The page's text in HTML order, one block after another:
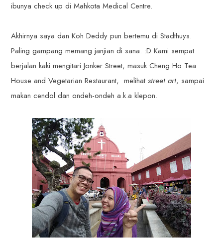
ibunya check up di Mahkota Medical Centre.
Akhirnya saya dan Koh Deddy pun bertemu di Stadthuys.
Paling gampang memang janjian di sana. :D Kami sempat
berjalan kaki mengitari Jonker Street, masuk Cheng Ho Tea
House and Vegetarian Restaurant, melihatstreet art, sampai
makan cendol dan ondeh-ondeh a.k.a klepon.